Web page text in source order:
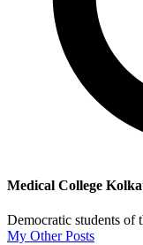
Medical College
Democratic students of
My Other Posts